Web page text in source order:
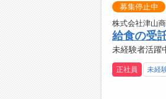
募集停止中
株式会社津山
給食の受
未経験者活
正社員 未経